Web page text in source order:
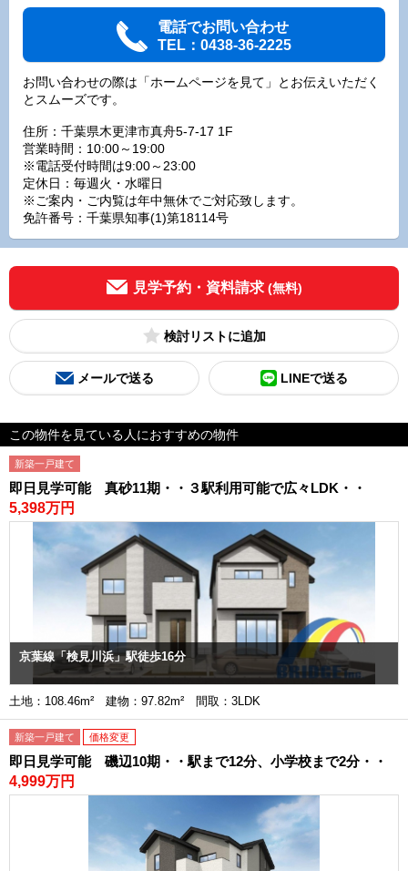
電話でお問い合わせ
TEL：0438-36-2225
お問い合わせの際は「ホームページを見て」とお伝えいただく
とスムーズです。
住所：千葉県木更津市真舟5-7-17 1F
営業時間：10:00～19:00
※電話受付時間は9:00～23:00
定休日：毎週火・水曜日
※ご案内・ご内覧は年中無休でご対応致します。
免許番号：千葉県知事(1)第18114号
見学予約・資料請求 (無料)
検討リスト
メールで送る LINEで送る
この物件を見ている人におすすめの物件
新築一戸建て
即日見学可能 真砂11期・・３駅利用可能で広々LDK・・
5,398万円
京葉線「検見川浜」駅徒歩16分
土地：108.46m² 建物：97.82m² 間取：3LDK
新築一戸建て 価格変更
即日見学可能 磯辺10期・・駅まで12分、小学校まで2分・・
4,999万円